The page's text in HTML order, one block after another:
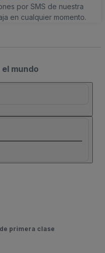
por SMS de nuestra
en cualquier momento.
mundo
primera clase